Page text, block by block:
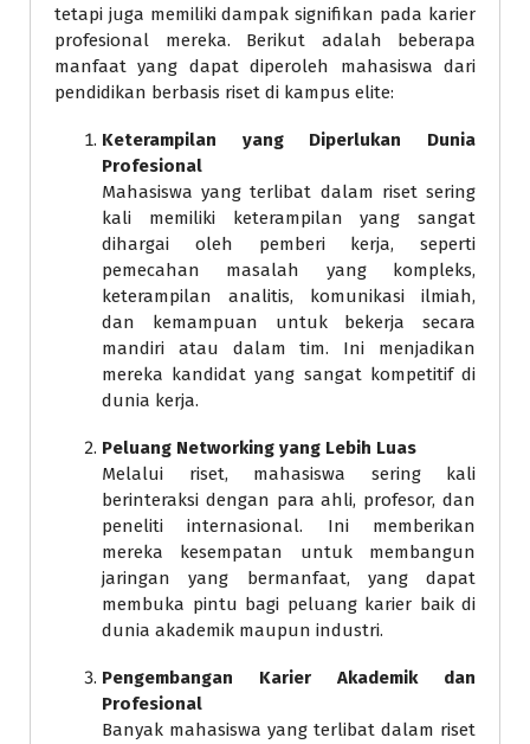
tetapi juga memiliki dampak signifikan pada karier
profesional mereka. Berikut adalah beberapa
manfaat yang dapat diperoleh mahasiswa dari
pendidikan berbasis riset di kampus elite:
Keterampilan yang Diperlukan Dunia
Profesional
Mahasiswa yang terlibat dalam riset sering
kali memiliki keterampilan yang sangat
dihargai oleh pemberi kerja, seperti
pemecahan masalah yang kompleks,
keterampilan analitis, komunikasi ilmiah,
dan kemampuan untuk bekerja secara
mandiri atau dalam tim. Ini menjadikan
mereka kandidat yang sangat kompetitif di
dunia kerja.
Peluang Networking yang Lebih Luas
Melalui riset, mahasiswa sering kali
berinteraksi dengan para ahli, profesor, dan
peneliti internasional. Ini memberikan
mereka kesempatan untuk membangun
jaringan yang bermanfaat, yang dapat
membuka pintu bagi peluang karier baik di
dunia akademik maupun industri.
Pengembangan Karier Akademik dan
Profesional
Banyak mahasiswa yang terlibat dalam riset